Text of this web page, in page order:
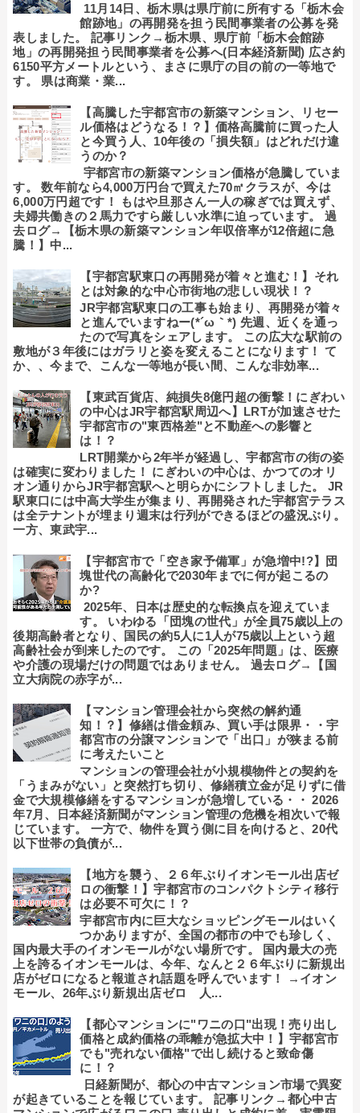
11月14日、栃木県は県庁前に所有する「栃木会
館跡地」の再開発を担う民間事業者の公募を発
表しました。 記事リンク→栃木県、県庁前「栃木会館跡
地」の再開発担う民間事業者を公募へ(日本経済新聞) 広さ約
6150平方メートルという、まさに県庁の目の前の一等地で
す。 県は商業・業...
【高騰した宇都宮市の新築マンション、リセー
ル価格はどうなる！？】価格高騰前に買った人
と今買う人、10年後の「損失額」はどれだけ違
うのか？
宇都宮市の新築マンション価格が急騰していま
す。 数年前なら4,000万円台で買えた70㎡クラスが、今は
6,000万円超です！ もはや旦那さん一人の稼ぎでは買えず、
夫婦共働きの２馬力ですら厳しい水準に迫っています。 過
去ログ→【栃木県の新築マンション年収倍率が12倍超に急
騰！】中...
【宇都宮駅東口の再開発が着々と進む！】それ
とは対象的な中心市街地の悲しい現状！？
JR宇都宮駅東口の工事も始まり、再開発が着々
と進んでいますねー(*´ω｀*) 先週、近くを通っ
たので写真をシェアします。 この広大な駅前の
敷地が３年後にはガラリと姿を変えることになります！ て
か、、今まで、こんな一等地が長い間、こんな非効率...
【東武百貨店、純損失8億円超の衝撃！にぎわい
の中心はJR宇都宮駅周辺へ】LRTが加速させた
宇都宮市の"東西格差"と不動産への影響と
は！？
LRT開業から2年半が経過し、宇都宮市の街の姿
は確実に変わりました！ にぎわいの中心は、かつてのオリ
オン通りからJR宇都宮駅へと明らかにシフトしました。 JR
駅東口には中高大学生が集まり、再開発された宇都宮テラス
は全テナントが埋まり週末は行列ができるほどの盛況ぶり。
一方、東武宇...
【宇都宮市で「空き家予備軍」が急増中!?】団
塊世代の高齢化で2030年までに何が起こるの
か?
2025年、日本は歴史的な転換点を迎えていま
す。 いわゆる「団塊の世代」が全員75歳以上の
後期高齢者となり、国民の約5人に1人が75歳以上という超
高齢社会が到来したのです。 この「2025年問題」は、医療
や介護の現場だけの問題ではありません。 過去ログ→【国
立大病院の赤字が...
【マンション管理会社から突然の解約通
知！？】修繕は借金頼み、買い手は限界・・宇
都宮市の分譲マンションで「出口」が狭まる前
に考えたいこと
マンションの管理会社が小規模物件との契約を
「うまみがない」と突然打ち切り、修繕積立金が足りずに借
金で大規模修繕をするマンションが急増している・・ 2026
年7月、日本経済新聞がマンション管理の危機を相次いで報
じています。 一方で、物件を買う側に目を向けると、20代
以下世帯の負債が...
【地方を襲う、２６年ぶりイオンモール出店ゼ
ロの衝撃！】宇都宮市のコンパクトシティ移行
は必要不可欠に！？
宇都宮市内に巨大なショッピングモールはいく
つかありますが、全国の都市の中でも珍しく、
国内最大手のイオンモールがない場所です。 国内最大の売
上を誇るイオンモールは、今年、なんと２６年ぶりに新規出
店がゼロになると報道され話題を呼んでいます！ →イオン
モール、26年ぶり新規出店ゼロ 人...
【都心マンションに"ワニの口"出現！売り出し
価格と成約価格の乖離が急拡大中！】宇都宮市
でも"売れない価格"で出し続けると致命傷
に！？
日経新聞が、都心の中古マンション市場で異変
が起きていることを報じています。 記事リンク→都心中古